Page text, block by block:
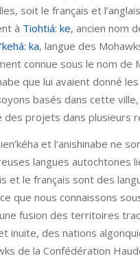
soit le français et
à Tiohtiá: ke, ancien nom
ka, langue des
connue sous le nom de
que lui avaient donné
basés dans cette
des projets dans plusieurs
et l’anishinabe ne
langues autochtones
et le français sont des
que nous connaissons
fusion des territoires
inuite, des nations
de la Confédération